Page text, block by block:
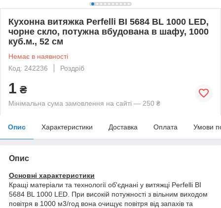
Кухонна витяжка Perfelli BI 5684 BL 1000 LED,
чорне скло, потужна вбудована в шафу, 1000
куб.м., 52 см
Немає в наявності
Код: 242236
Роздріб
1 ₴
Мінімальна сума замовлення на сайті — 250 ₴
Опис Характеристики Доставка Оплата Умови
Опис
Основні характеристики
Кращі матеріали та технології об'єднані у витяжці Perfelli BI
5684 BL 1000 LED. При високій потужності з вільним виходом
повітря в 1000 м3/год вона очищує повітря від запахів та